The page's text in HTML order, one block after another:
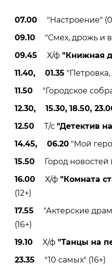
07.00 "Настроение"
09.10 "Смех, дрожь и
09.45 Х/ф "Книжная
11.40, 01.35 "Петровка,
11.50 "Городское
12.30, 15.30, 18.50,
12.50 Т/с "Детектив
14.45, 06.20 "Мой
15.50 Город новостей
16.00 Х/ф "Комната
(12+)
17.55 "Актерские
(16+)
19.10 Х/ф "Танцы на
23.35 "10 самых" (16+)